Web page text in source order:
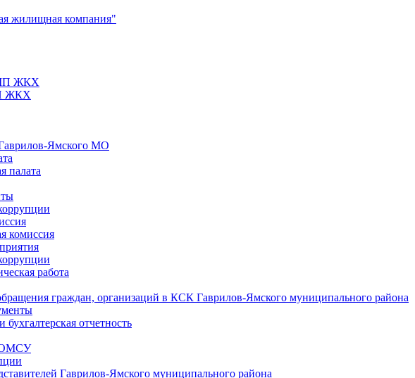
жилищная компания"
МП ЖКХ
ЖКХ
Ямского МО
палата
комиссия
работа
граждан, организаций в КСК Гаврилов-Ямского муниципального района
отчетность
ОМСУ
Гаврилов-Ямского муниципального района